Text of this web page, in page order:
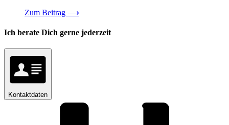
Zum Beitrag ⟶
Ich berate Dich gerne jederzeit
Kontaktdaten